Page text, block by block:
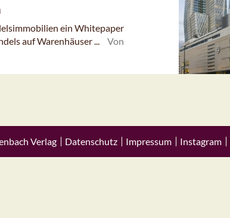
ein Whitepaper
auf Warenhäuser ...
Von
Verlag Datenschutz Impressum Instagram